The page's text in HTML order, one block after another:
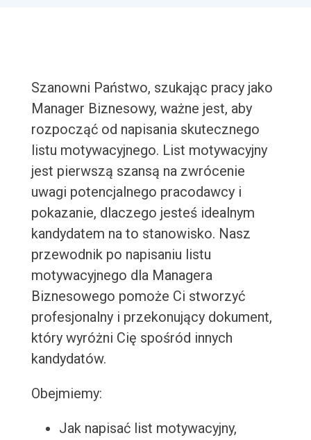
Szanowni Państwo, szukając pracy jako
Manager Biznesowy, ważne jest, aby
rozpocząć od napisania skutecznego
listu motywacyjnego. List motywacyjny
jest pierwszą szansą na zwrócenie
uwagi potencjalnego pracodawcy i
pokazanie, dlaczego jesteś idealnym
kandydatem na to stanowisko. Nasz
przewodnik po napisaniu listu
motywacyjnego dla Managera
Biznesowego pomoże Ci stworzyć
profesjonalny i przekonujący dokument,
który wyróżni Cię spośród innych
kandydatów.
Obejmiemy:
Jak napisać list motywacyjny,